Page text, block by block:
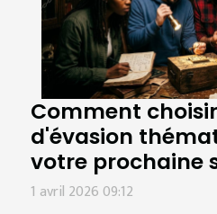
Comment
d'évasion
votre prochaine
1 avril 2026 09:12